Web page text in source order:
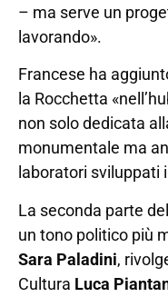
– ma serve un
lavorando».
Francese ha
la Rocchetta
non solo dedicata
monumentale ma
laboratori sviluppati
La seconda parte
un tono politico più
Sara Paladini,
Cultura Luca